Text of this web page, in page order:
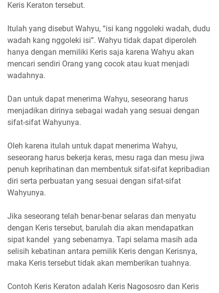
Keris Keraton tersebut.
Itulah yang disebut Wahyu, “isi kang nggoleki wadah, dudu
wadah kang nggoleki isi”. Wahyu tidak dapat diperoleh
hanya dengan memiliki Keris saja karena Wahyu akan
mencari sendiri Orang yang cocok atau kuat menjadi
wadahnya.
Dan untuk dapat menerima Wahyu, seseorang harus
menjadikan dirinya sebagai wadah yang sesuai dengan
sifat-sifat Wahyunya.
Oleh karena itulah untuk dapat menerima Wahyu,
seseorang harus bekerja keras, mesu raga dan mesu jiwa
penuh keprihatinan dan membentuk sifat-sifat kepribadian
diri serta perbuatan yang sesuai dengan sifat-sifat
Wahyunya.
Jika seseorang telah benar-benar selaras dan menyatu
dengan Keris tersebut, barulah dia akan mendapatkan
sipat kandel yang sebenarnya. Tapi selama masih ada
selisih kebatinan antara pemilik Keris dengan Kerisnya,
maka Keris tersebut tidak akan memberikan tuahnya.
Contoh Keris Keraton adalah Keris Nagososro dan Keris